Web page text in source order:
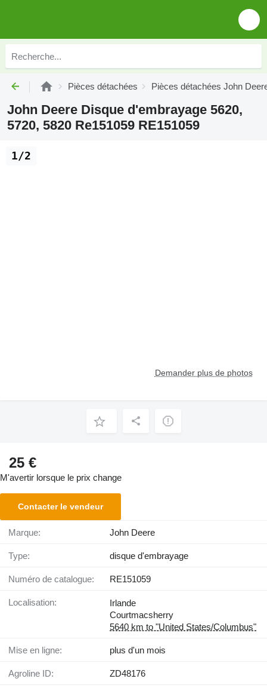
Pièces détachées Pièces détachées John
John Deere Disque d'embrayage 5620,
5720, 5820 Re151059 RE151059
Demander plus de photos
1/2
25 €
M'avertir lorsque le prix change
Contacter le vendeur
Marque: John Deere
Type: disque d'embrayage
Numéro de catalogue: RE151059
Localisation:
Irlande
Courtmacsherry
5640 km to "United States/Columbus"
Mise en ligne: plus d'un mois
Agroline ID: ZD48176